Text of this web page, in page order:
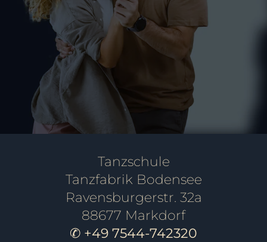
Pilates in Markdorf
FITNESS SINGLES
Tanzschule
Tanzfabrik Bodensee
Ravensburgerstr. 32a
88677 Markdorf
✆ +49 7544-742320